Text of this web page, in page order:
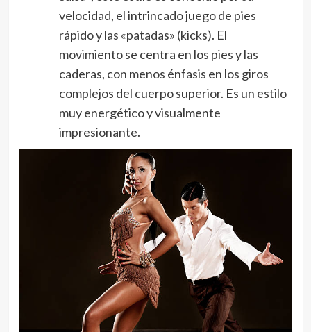
velocidad, el intrincado juego de pies
rápido y las «patadas» (kicks). El
movimiento se centra en los pies y las
caderas, con menos énfasis en los giros
complejos del cuerpo superior. Es un estilo
muy energético y visualmente
impresionante.